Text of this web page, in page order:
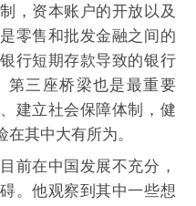
，资本账户的开放以及
零售和批发金融之间的
行短期存款导致的银行
第三座桥梁也是最重要
建立社会保障体制，健
其中大有所为。
在中国发展不充分，
。他观察到其中一些想